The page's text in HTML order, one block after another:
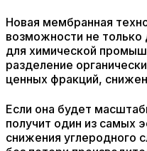
Новая мембранная
возможности не только
для химической
разделение
ценных фракций,
Если она будет
получит один из самых
снижения углеродного